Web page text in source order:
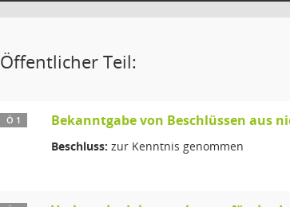
Öffentlicher Teil:
Ö 1 Bekanntgabe von Beschlüssen aus
Beschluss: zur Kenntnis genommen